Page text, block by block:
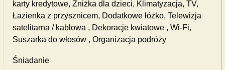
karty kredytowe, Zniżka dla dzieci, Klimatyzacja, TV,
Łazienka z przysznicem, Dodatkowe łóżko, Telewizja
satelitarna / kablowa , Dekoracje kwiatowe , Wi-Fi,
Suszarka do włosów , Organizacja podróży
Śniadanie